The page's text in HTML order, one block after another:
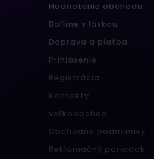
Hodnotenie obchodu
Balíme s láskou
Doprava a platba
Prihlásenie
Registrácia
Kontakty
veľkoobchod
Obchodné podmienky
Reklamačný poriadok